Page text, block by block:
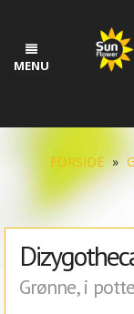
MENU
FORSIDE »
Grønne, i